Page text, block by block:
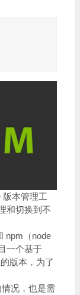
版本管理工
和切换到不
npm（node
一个基于
版本，为了
况，也是需